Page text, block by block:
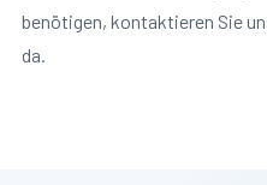
benötigen, kontaktieren Sie
da.